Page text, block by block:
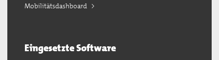
Mobilitätsdashboard
Eingesetzte Software